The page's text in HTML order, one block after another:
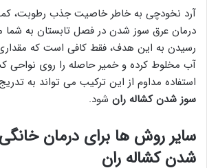
آرد نخودچی به خاطر خاصیت جذب رطوبت،
درمان عرق سوز شدن در فصل تابستان به شما
رسیدن به این هدف، فقط کافی است که
آب مخلوط کرده و خمیر حاصله را روی نواحی
استفاده مداوم از این ترکیب می تواند به
سوز شدن کشاله ران شود.
سایر روش ها برای درمان
شدن کشاله ران